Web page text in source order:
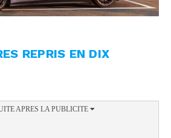
REPRIS EN DIX